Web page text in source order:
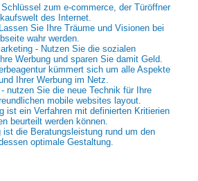
zum e-commerce, der Türöffner
des Internet.
Sie Ihre Träume und Visionen bei
wahr werden.
- Nutzen Sie die sozialen
Werbung und sparen Sie damit Geld.
kümmert sich um alle Aspekte
Ihrer Werbung im Netz.
nutzen Sie die neue Technik für Ihre
mobile websites layout.
ist ein Verfahren mit definierten Kritierien
beurteilt werden können.
ist die Beratungsleistung rund um den
optimale Gestaltung.